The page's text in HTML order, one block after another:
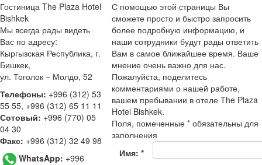
Гостиница The Plaza Hotel
Bishkek
Мы всегда рады видеть
Вас по адресу:
Кыргызская Республика, г.
Бишкек,
ул. Тоголок – Молдо, 52
Телефоны: +996 (312) 53
55 55, +996 (312) 65 11 11
Сотовый: +996 (770) 05
04 30
Факс: +996 (312) 32 49 98
WhatsApp: +996
С помощью этой страницы Вы
сможете просто и быстро запросить
более подробную информацию, и
наши сотрудники будут рады ответить
Вам в самое ближайшее время. Ваше
мнение очень важно для нас.
Пожалуйста, поделитесь
комментариями о нашей работе,
вашем пребывании в отеле The Plaza
Hotel Bishkek.
Поля, помеченные * обязательны для
заполнения
Имя: *